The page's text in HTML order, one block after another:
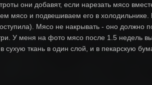
они добавят, если нарезать мясо
мясо и подвешиваем его в
Мясо не накрывать - оно должно
меня на фото мясо после 1.5 недель
сухую ткань в один слой, и в пекарскую